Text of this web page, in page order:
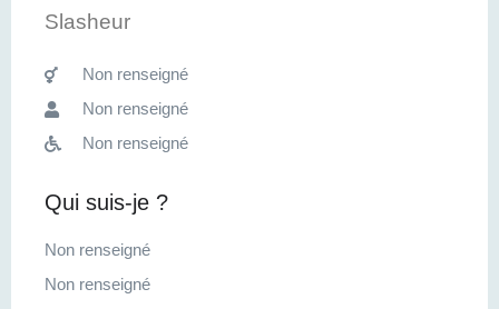
Slasheur
Non renseigné
Non renseigné
Non renseigné
Qui suis-je ?
Non renseigné
Non renseigné